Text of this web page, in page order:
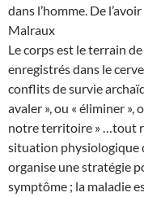
dans l’homme. De
Malraux
Le corps est le terrain
enregistrés dans le
conflits de survie
avaler », ou « éliminer »,
notre territoire » …tout
situation physiologique
organise une stratégie
symptôme ; la maladie